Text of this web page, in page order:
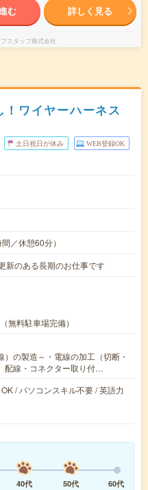
む 詳しく見る
スタッフ株式会社
ワイヤーハーネス
土日祝日が休み WEB登録OK
／休憩60分）
新のある長期のお仕事です
料駐車場完備）
の製造～・電線の加工（切断・
配線・コネクター取り付…
/ パソコンスキル不要 / 英語力
40代 50代 60代